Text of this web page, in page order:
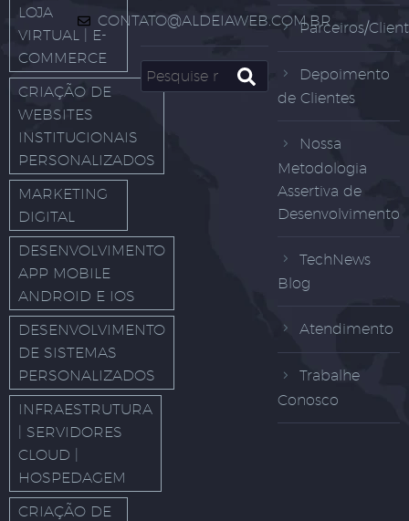
LOJA
VIRTUAL | E-
COMMERCE
CRIAÇÃO DE
WEBSITES
INSTITUCIONAIS
PERSONALIZADOS
MARKETING
DIGITAL
DESENVOLVIMENTO
APP MOBILE
ANDROID E IOS
DESENVOLVIMENTO
DE SISTEMAS
PERSONALIZADOS
INFRAESTRUTURA
| SERVIDORES
CLOUD |
HOSPEDAGEM
CRIAÇÃO DE
CONTATO@ALDEIAWEB.COM.BRParceiros/
Depoimento
de Clientes
Nossa
Metodologia
Assertiva de
Desenvolvimento
TechNews
Blog
Atendimento
Trabalhe
Conosco